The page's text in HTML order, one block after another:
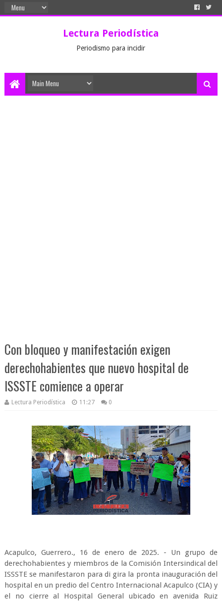
Lectura Periodística
Periodismo para incidir
Con bloqueo y manifestación exigen
derechohabientes que nuevo hospital de
ISSSTE comience a operar
Lectura Periodística 11:27 0
Acapulco, Guerrero., 16 de enero de 2025. - Un grupo de
derechohabientes y miembros de la Comisión Intersindical del
ISSSTE se manifestaron para di gira la pronta inauguración del
hospital en un predio del Centro Internacional Acapulco (CIA) y
el no cierre al Hospital General ubicado en avenida Ruiz